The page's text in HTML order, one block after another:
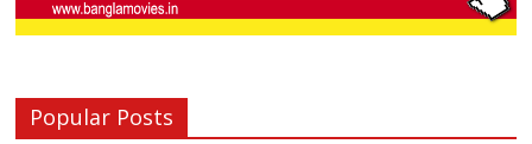
Popular Posts